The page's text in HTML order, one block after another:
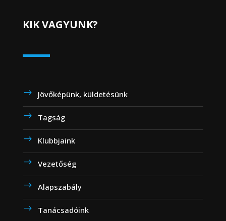
KIK VAGYUNK?
Jövőképünk, küldetésünk
Tagság
Klubbjaink
Vezetőség
Alapszabály
Tanácsadóink